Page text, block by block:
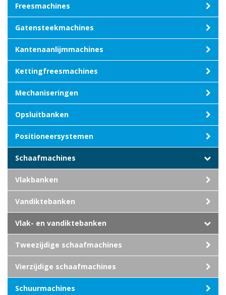
Freesmachines
Gatensteekmachines
Kantenaanlijmmachines
Kettingfreesmachines
Mechaniseringen
Opsluitbanken
Positioneersystemen
Schaafmachines
Vlakbanken
Vandiktebanken
Vlak- en vandiktebanken
Tweezijdige schaafmachines
Vierzijdige schaafmachines
Schuurmachines